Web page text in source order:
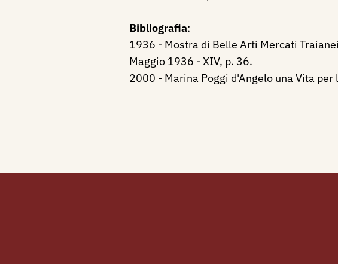
Bibliografia:
1936 - Mostra di Belle Arti Mercati
Maggio 1936 - XIV, p. 36.
2000 - Marina Poggi d'Angelo una Vita